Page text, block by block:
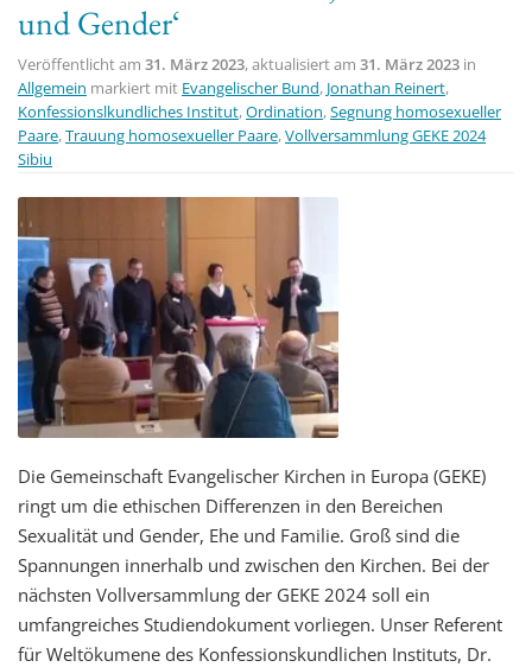
und Gender‘
Veröffentlicht am 31. März 2023, aktualisiert am 31. März 2023 in
Allgemein markiert mit Evangelischer Bund, Jonathan Reinert,
Konfessionslkundliches Institut,Ordination,Segnung homosexueller
Paare,Trauung homosexueller Paare,Vollversammlung GEKE 2024
Sibiu
Die Gemeinschaft Evangelischer Kirchen in Europa (GEKE)
ringt um die ethischen Differenzen in den Bereichen
Sexualität und Gender, Ehe und Familie. Groß sind die
Spannungen innerhalb und zwischen den Kirchen. Bei der
nächsten Vollversammlung der GEKE 2024 soll ein
umfangreiches Studiendokument vorliegen. Unser Referent
für Weltökumene des Konfessionskundlichen Instituts, Dr.